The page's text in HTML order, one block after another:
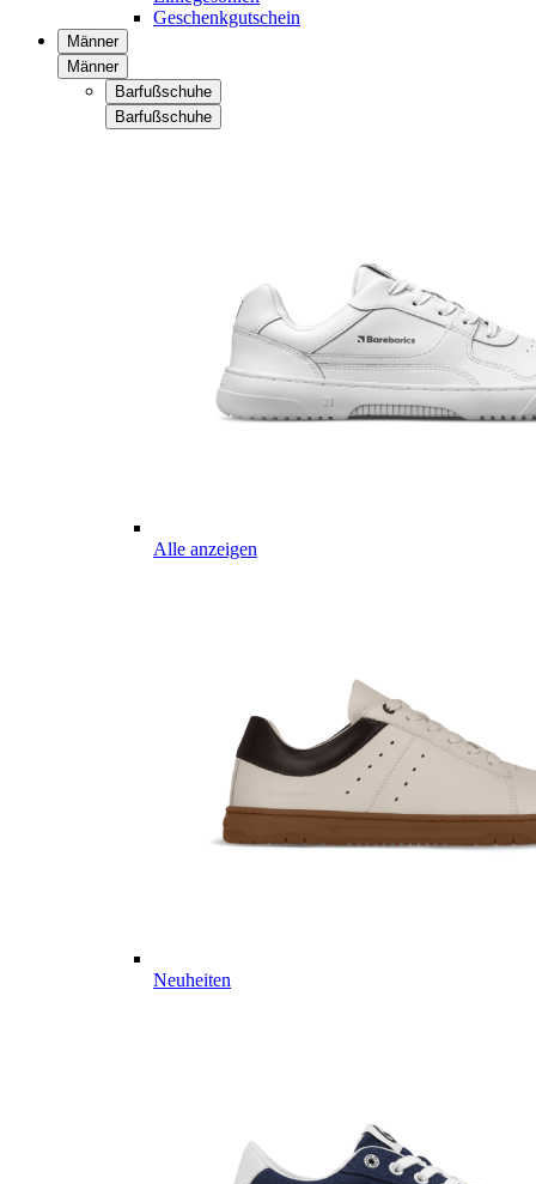
Geschenkgutschein
Männer
Männer
Barfußschuhe
Barfußschuhe
Alle anzeigen
Neuheiten